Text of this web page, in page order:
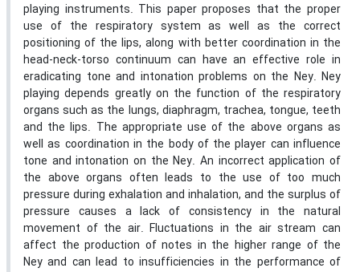
playing instruments. This paper proposes that the proper
use of the respiratory system as well as the correct
positioning of the lips, along with better coordination in the
head-neck-torso continuum can have an effective role in
eradicating tone and intonation problems on the Ney. Ney
playing depends greatly on the function of the respiratory
organs such as the lungs, diaphragm, trachea, tongue, teeth
and the lips. The appropriate use of the above organs as
well as coordination in the body of the player can influence
tone and intonation on the Ney. An incorrect application of
the above organs often leads to the use of too much
pressure during exhalation and inhalation, and the surplus of
pressure causes a lack of consistency in the natural
movement of the air. Fluctuations in the air stream can
affect the production of notes in the higher range of the
Ney and can lead to insufficiencies in the performance of